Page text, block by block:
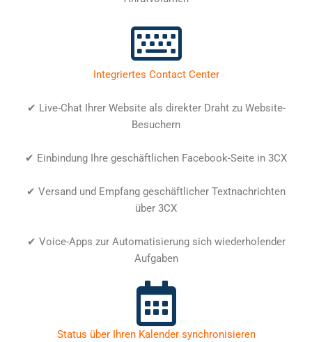
Integriertes Contact Center
✔ Live-Chat Ihrer Website als direkter Draht zu Website-
Besuchern
✔ Einbindung Ihre geschäftlichen Facebook-Seite in 3CX
✔ Versand und Empfang geschäftlicher Textnachrichten
über 3CX
✔ Voice-Apps zur Automatisierung sich wiederholender
Aufgaben
Status über Ihren Kalender synchronisieren